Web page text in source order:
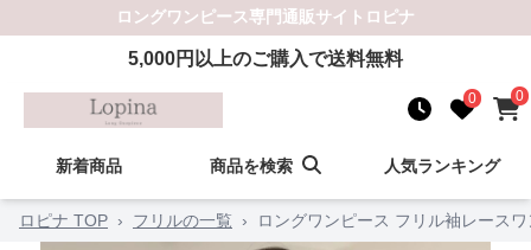
ロングワンピース専門通販サイト ロピナ
5,000円以上のご購入で送料無料
0 0
新着商品 商品を検索 人気ランキング
ロピナ TOP › フリルの一覧 › ロングワンピース フリル袖レース